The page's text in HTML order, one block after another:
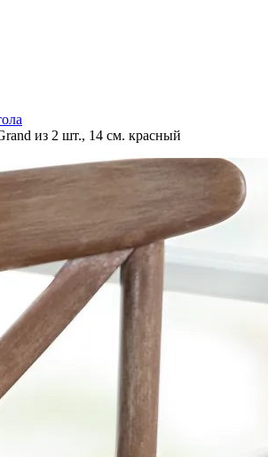
из 2 шт., 14 см. красный